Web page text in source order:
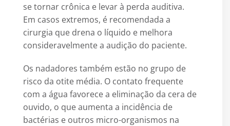
se tornar crônica e levar à perda auditiva.
Em casos extremos, é recomendada a
cirurgia que drena o líquido e melhora
consideravelmente a audição do paciente.
Os nadadores também estão no grupo de
risco da otite média. O contato frequente
com a água favorece a eliminação da cera de
ouvido, o que aumenta a incidência de
bactérias e outros micro-organismos na